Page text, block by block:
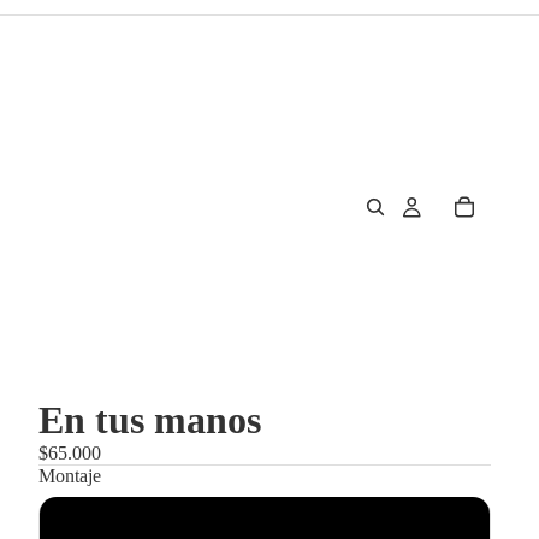
En tus manos
$65.000
Montaje